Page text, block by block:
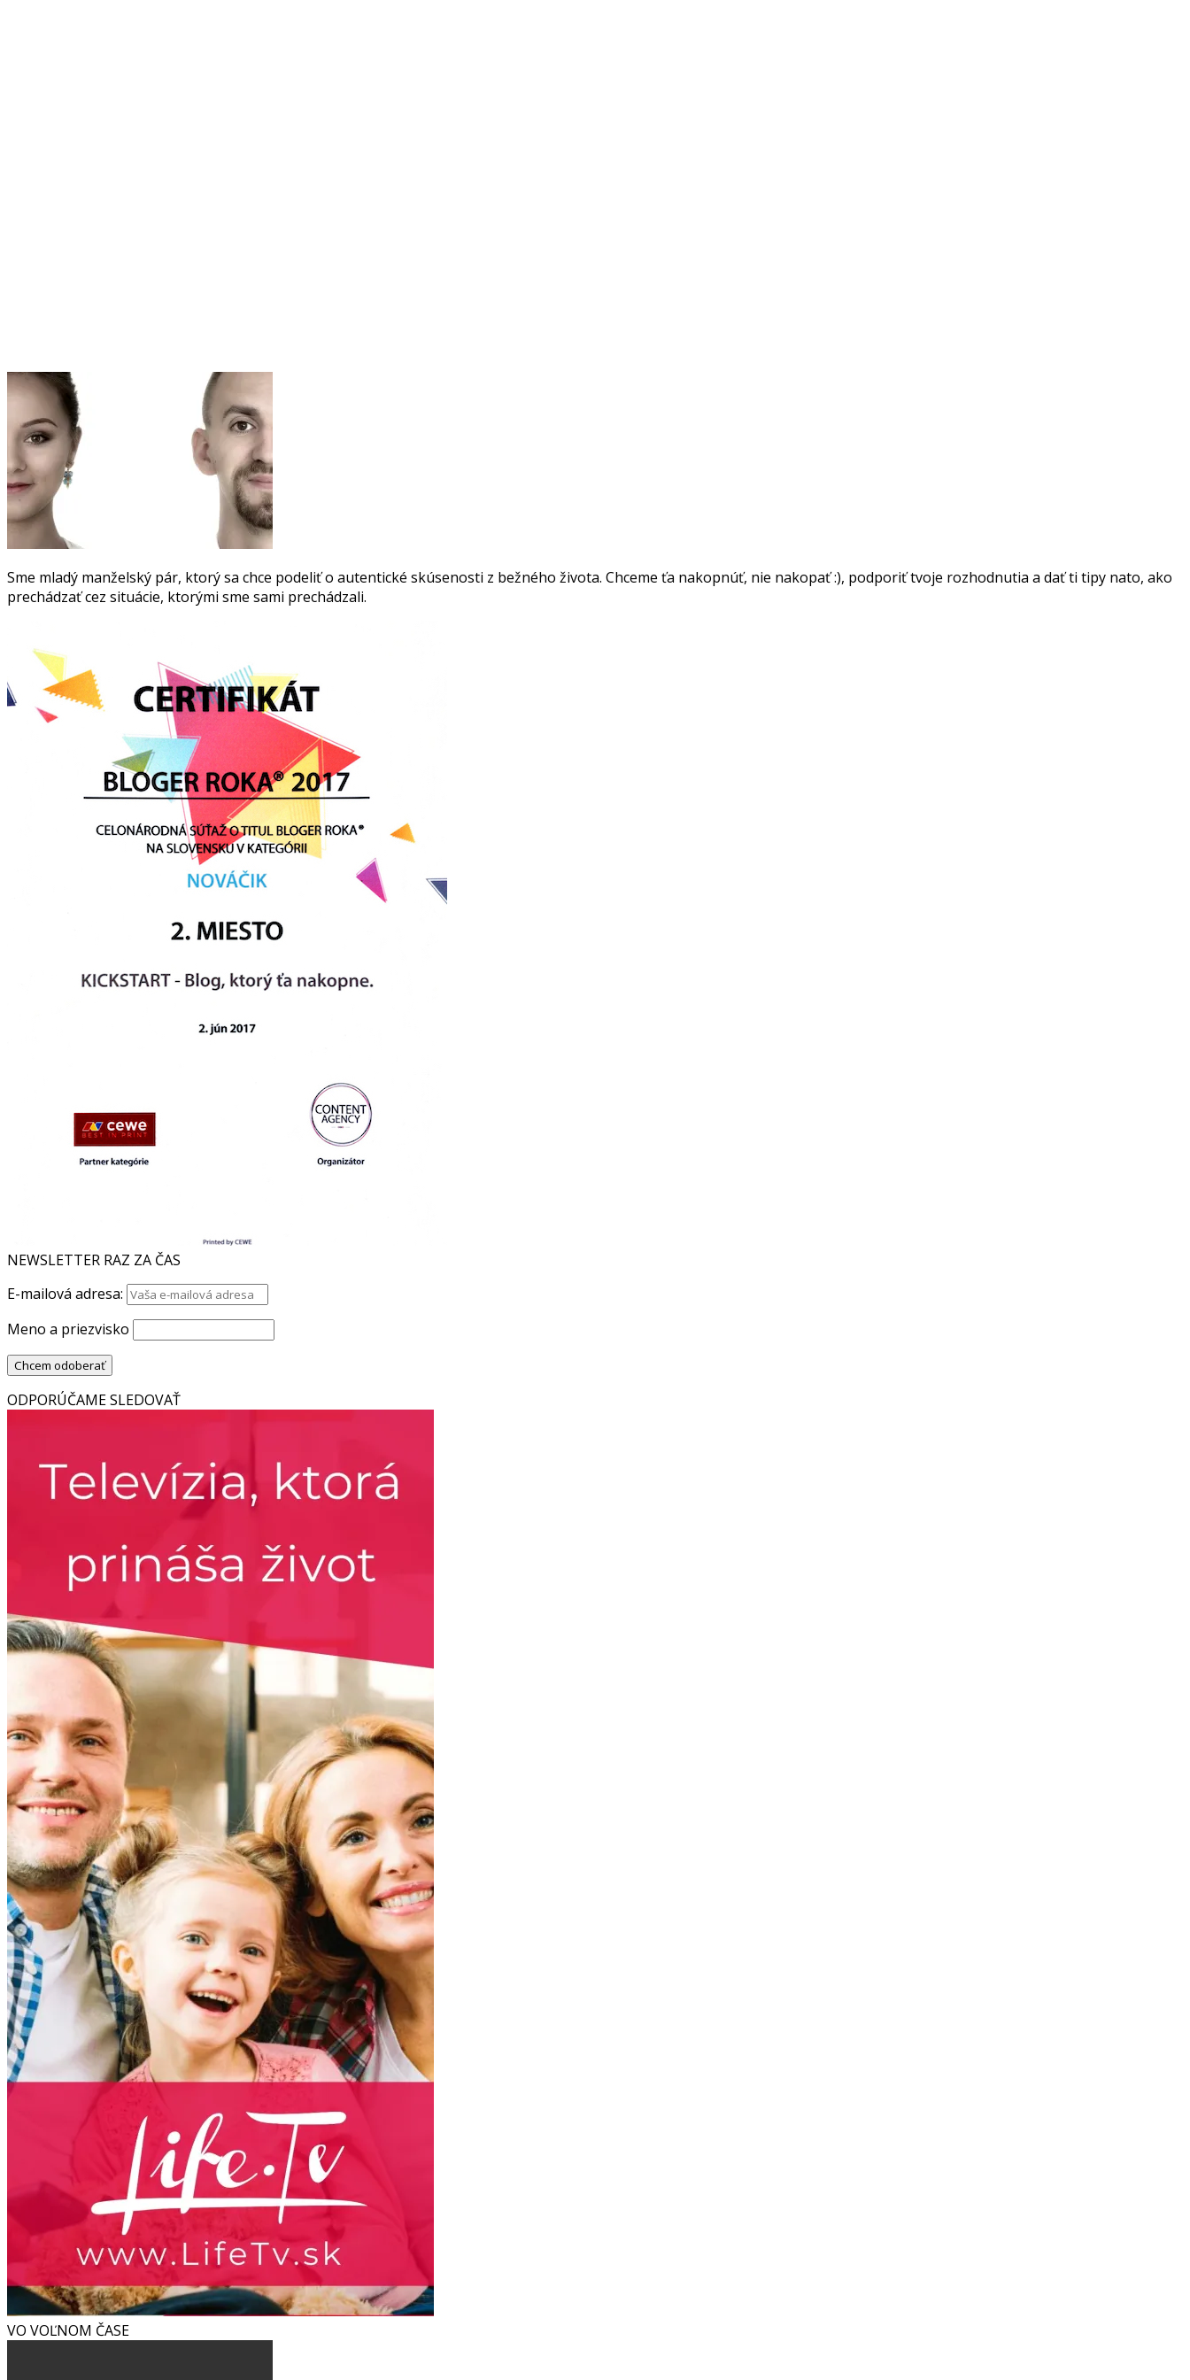
Sme mladý manželský pár, ktorý sa chce podeliť o autentické skúsenosti z bežného života. Chceme ťa nakopnúť, nie nakopať :), podporiť tvoje rozhodnutia a dať ti tipy nato, ako
prechádzať cez situácie, ktorými sme sami prechádzali.
NEWSLETTER RAZ ZA ČAS
E-mailová adresa:
Meno a priezvisko
ODPORÚČAME SLEDOVAŤ
VO VOĽNOM ČASE